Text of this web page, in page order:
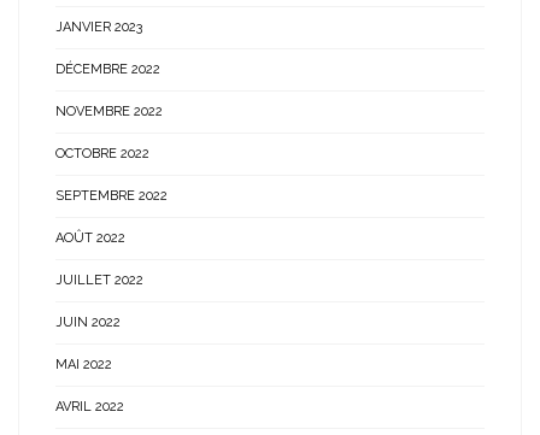
JANVIER 2023
DÉCEMBRE 2022
NOVEMBRE 2022
OCTOBRE 2022
SEPTEMBRE 2022
AOÛT 2022
JUILLET 2022
JUIN 2022
MAI 2022
AVRIL 2022